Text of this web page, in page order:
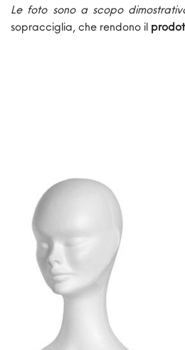
Le foto sono a scopo
sopracciglia, che rendono il